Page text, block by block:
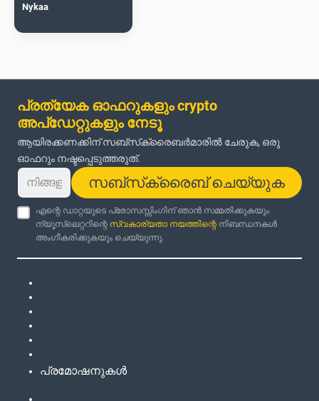
Nykaa
പ്രത്യേക ഓഫറുകളും crypto
അപ്‌ഡേറ്റുകളും നേടൂ
ആയിരക്കണക്കിന് സബ്‌സ്‌ക്രൈബർമാരിൽ ചേരുക, ഒരു
ഓഫറും നഷ്ടപ്പെടുത്തരുത്.
സബ്‌സ്‌ക്രൈബ് ചെയ്യുക
എന്റെ ഡാറ്റയുടെ പ്രോസസ്സിംഗിന് ഞാൻ സമ്മതിക്കുകയും
ന്യൂസ്‌ലെറ്ററിന്റെ സ്വകാര്യതാ നയത്തിന്റെ നിബന്ധനകൾ
അംഗീകരിക്കുകയും ചെയ്യുന്നു.
പ്രമോഷനുകൾ